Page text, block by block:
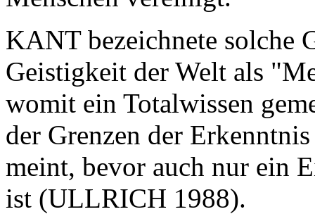
KANT bezeichnete solche
Geistigkeit der Welt als
womit ein Totalwissen
der Grenzen der
meint, bevor auch nur ein
ist (ULLRICH 1988).